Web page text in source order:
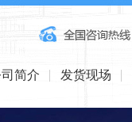
简介 发货现场